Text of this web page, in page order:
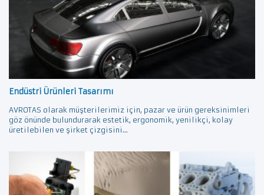
Endüstri Ürünleri Tasarımı
AVROTAS olarak müşterilerimiz için, pazar ve ürün gereksinimleri
göz önünde bulundurarak estetik, ergonomik, yenilikçi, kolay
üretilebilen ve şirket çizgisini...